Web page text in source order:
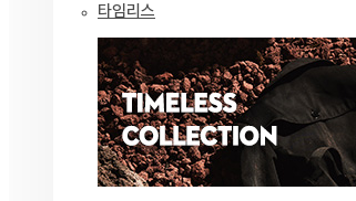
타임리스